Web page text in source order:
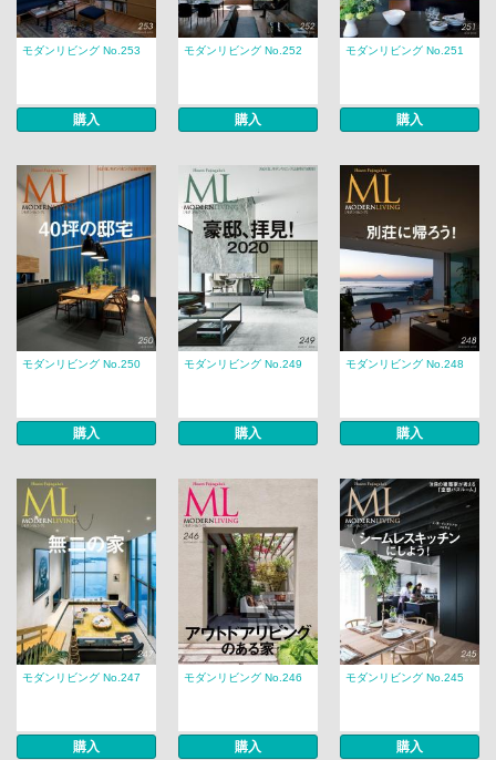
モダンリビング No.253
購入
モダンリビング No.252
購入
モダンリビング No.251
購入
モダンリビング No.250
購入
モダンリビング No.249
購入
モダンリビング No.248
購入
モダンリビング No.247
購入
モダンリビング No.246
購入
モダンリビング No.245
購入